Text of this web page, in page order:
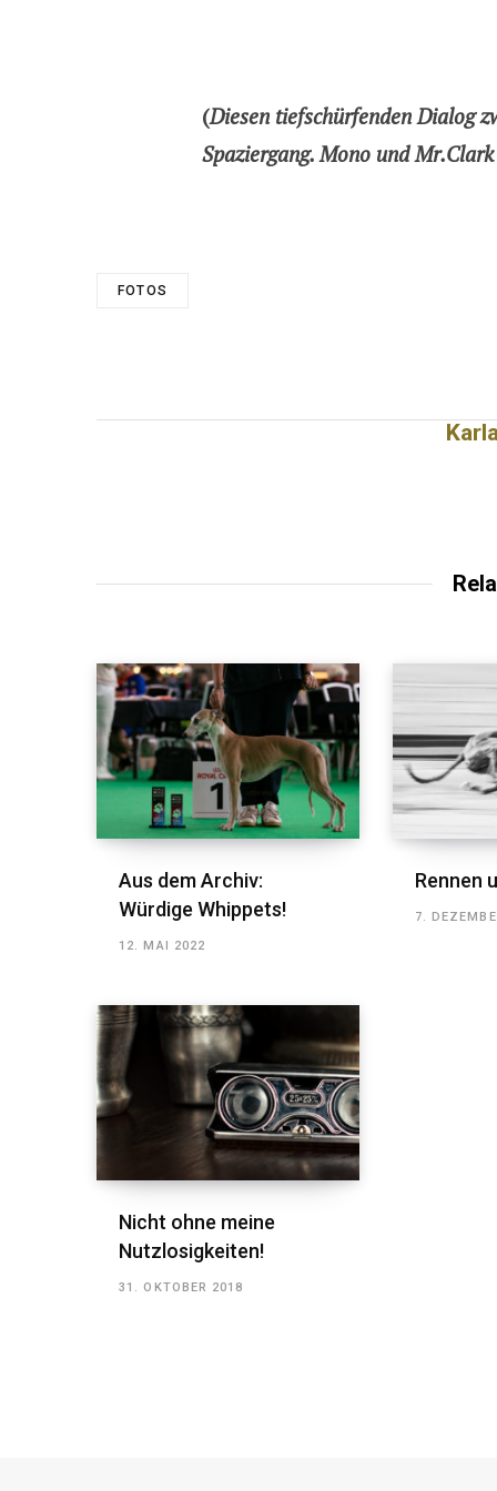
(Diesen tiefschürfenden Dialog
Spaziergang. Mono und
FOTOS
Aus dem Archiv:
Würdige Whippets!
12. MAI 2022
Rennen
7.
Nicht ohne meine
Nutzlosigkeiten!
31. OKTOBER 2018